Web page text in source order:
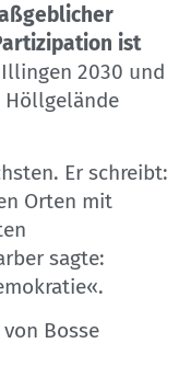
ist
2030 und
Er schreibt:
Orten mit
sagte:
Bosse